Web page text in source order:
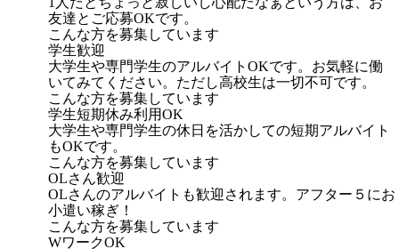
友達とご応募OKです。
こんな方を募集しています
学生歓迎
大学生や専門学生のアルバイトOKです。お気軽に働
いてみてください。ただし高校生は一切不可です。
こんな方を募集しています
学生短期休み利用OK
大学生や専門学生の休日を活かしての短期アルバイト
もOKです。
こんな方を募集しています
OLさん歓迎
OLさんのアルバイトも歓迎されます。アフター５にお
小遣い稼ぎ！
こんな方を募集しています
WワークOK